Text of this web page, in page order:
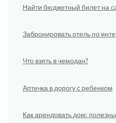
Найти бюджетный билет на
Забронировать отель по
Что взять в чемодан?
Аптечка в дорогу с ребенком
Как арендовать дом: